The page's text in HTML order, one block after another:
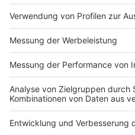
Impressum
Nutzungsbedingungen
Jobs
Presse